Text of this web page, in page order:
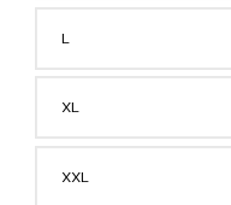
L
XL
XXL